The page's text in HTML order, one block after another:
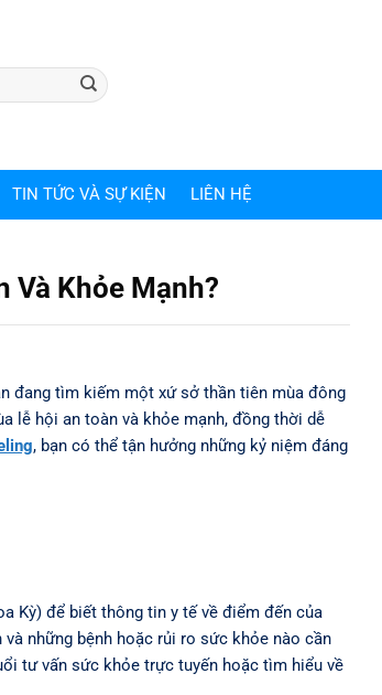
TIN TỨC VÀ SỰ KIỆN LIÊN HỆ
Và Khỏe Mạnh?
đang tìm kiếm một xứ sở thần tiên mùa đông
lễ hội an toàn và khỏe mạnh, đồng thời dễ
, bạn có thể tận hưởng những kỷ niệm đáng
Kỳ) để biết thông tin y tế về điểm đến của
những bệnh hoặc rủi ro sức khỏe nào cần
tư vấn sức khỏe trực tuyến hoặc tìm hiểu về